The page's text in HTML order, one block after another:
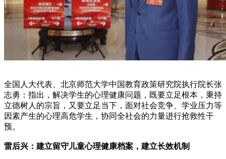
全国人大代表、北京师范大学中国教育政策研究院执行院长张
志勇：指出，解决学生的心理健康问题，既要立足根本，秉持
立德树人的宗旨，又要立足当下，面对社会竞争、学业压力等
因素产生的心理高危学生，协同全社会的力量进行抢救性干
预。
雷后兴：建立留守儿童心理健康档案，建立长效机制